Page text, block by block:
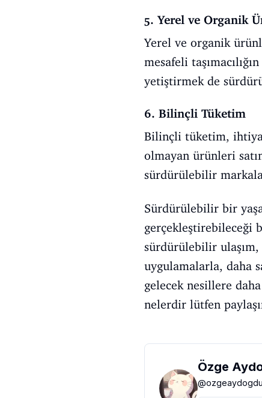
5. Yerel ve Organik
Yerel ve organik
mesafeli
yetiştirmek de
6. Bilinçli Tüketim
Bilinçli tüketim,
olmayan ürünleri
sürdürülebilir
Sürdürülebilir bir
gerçekleştirebileceği
sürdürülebilir
uygulamalarla, daha
gelecek nesillere
nelerdir lütfen
Özge
@ozgeaydogdu